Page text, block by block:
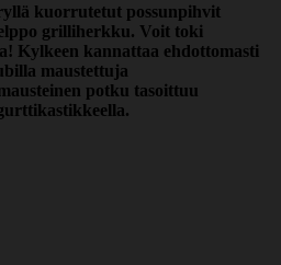
kuorrutetut possunpihvit
grilliherkku. Voit toki
Kylkeen kannattaa ehdottomasti
maustettuja
potku tasoittuu